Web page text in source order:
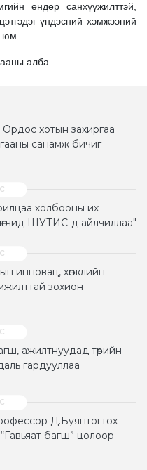
өндөр санхүүжилттэй,
үндэсний хэмжээний
юм.
алба
хотын захиргаа
санамж бичиг
холбооны их
ШУТИС-д айлчиллаа"
инновац, хөгжлийн
зохион
ажилтнуудад төрийн
гардууллаа
Д.Буянтогтох
багш” цолоор